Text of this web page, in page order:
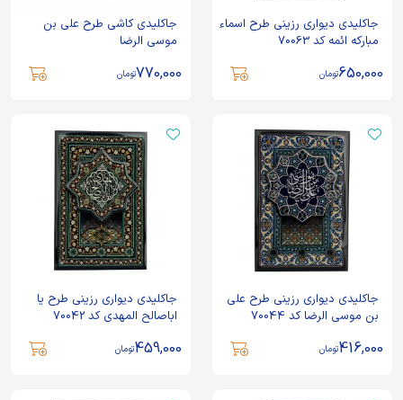
جاکلیدی دیواری رزینی طرح اسماء
مبارکه ائمه کد 70063
650,000تومان
جاکلیدی کاشی طرح علی بن
موسی الرضا
770,000تومان
جاکلیدی دیواری رزینی طرح علی
بن موسی الرضا کد 70044
416,000تومان
جاکلیدی دیواری رزینی طرح یا
اباصالح المهدی کد 70042
459,000تومان